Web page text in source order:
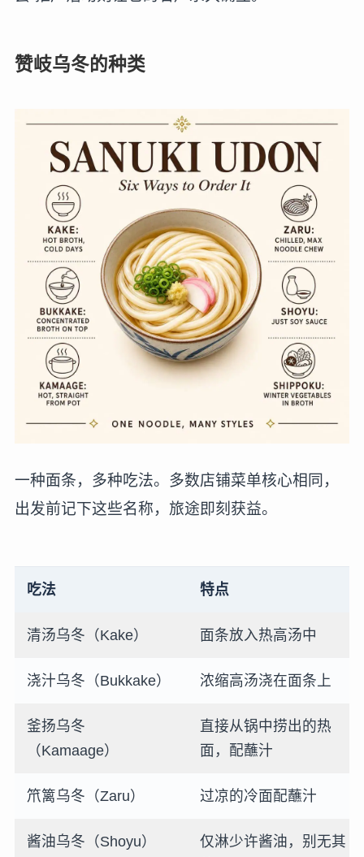
赞岐乌冬的种类
一种面条，多种吃法。多数店铺菜单核心相同，
出发前记下这些名称，旅途即刻获益。
吃法 特点
清汤乌冬（Kake） 面条放入热高汤中
浇汁乌冬（Bukkake） 浓缩高汤浇在面条上
釜扬乌冬
（Kamaage）
直接从锅中捞出的热
面，配蘸汁
笊篱乌冬（Zaru） 过凉的冷面配蘸汁
酱油乌冬（Shoyu）
仅淋少许酱油，别无其